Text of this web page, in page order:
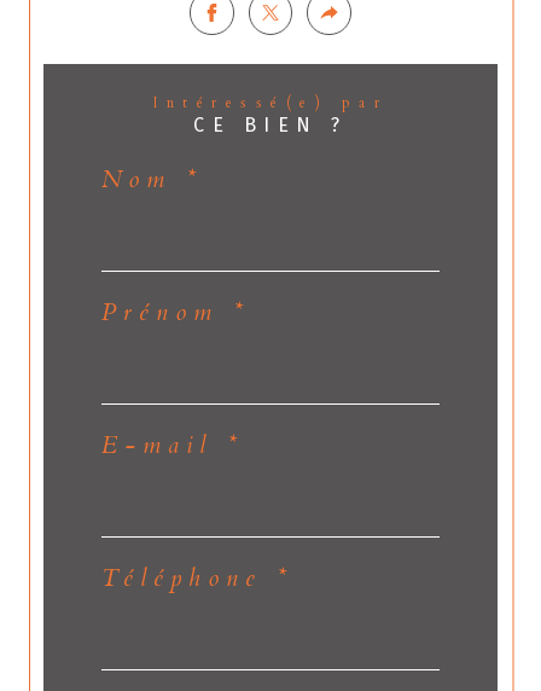
Intéressé(e) par
CE BIEN ?
Nom *
Prénom *
E-mail *
Téléphone *